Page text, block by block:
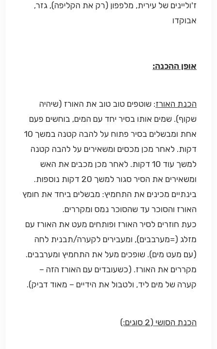
ז'וליינים של עירית, מלפפון (רק את הקליפה), גזר,
אבוקדו
אופן ההכנה:
הכנת האורז: שוטפים טוב טוב את האורז (שיהיה
שקוף). שמים אותו בסיר יחד עם המים, בוחשים פעם
אחת ומבשלים בסיר פתוח על להבה קטנה במשך 10
דקות. לאחר מכן מכסים ומשאירים על להבה קטנה
למשך עוד 10 דקות. לאחר מכן מכבים את האש
ומשאירים את הסיר סגור למשך 20 דקות נוספות.
בינתיים מכינים את התחמיץ: מבשלים ביחד את חומץ
האורז והסוכר עד שהסוכר נמס ומקררים.
כעת חוזרים לסיר האורז ופותחים מעט את האורז עם
מזלג (=מערבבים), ומעבירים לקערה/תבנית לחה
(עם מעט מים). שופכים מעל את התחמיץ ומערבבים.
מקררים את האורז. (כשעובדים עם האורז הזה –
קערה של מים ליד, ולטבול את הידיים – מאוד דביק).
הכנת הסושי (2 סוגים:)